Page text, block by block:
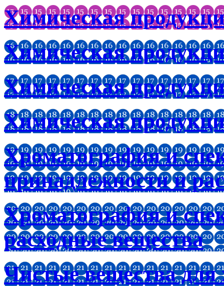
Химическая
Химическая
Химическая
Химическая
Хроматография и
принадлежности и
Хроматография и
расходные вещества
Чистые вещества для